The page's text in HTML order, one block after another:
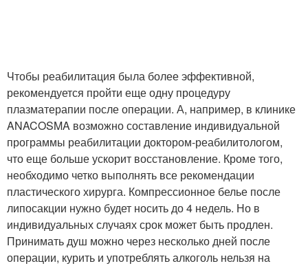
Чтобы реабилитация была более эффективной,
рекомендуется пройти еще одну процедуру
плазматерапии после операции. А, например, в клинике
ANACOSMA возможно составление индивидуальной
программы реабилитации доктором-реабилитологом,
что еще больше ускорит восстановление. Кроме того,
необходимо четко выполнять все рекомендации
пластического хирурга. Компрессионное белье после
липосакции нужно будет носить до 4 недель. Но в
индивидуальных случаях срок может быть продлен.
Принимать душ можно через несколько дней после
операции, курить и употреблять алкоголь нельзя на